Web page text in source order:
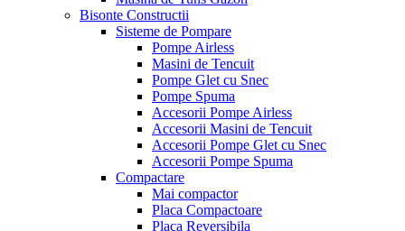
Bisonte Constructii
Sisteme de Pompare
Pompe Airless
Masini de Tencuit
Pompe Glet cu Snec
Pompe Spuma
Accesorii Pompe Airless
Accesorii Masini de Tencuit
Accesorii Pompe Glet cu Snec
Accesorii Pompe Spuma
Compactare
Mai compactor
Placa Compactoare
Placa Reversibila